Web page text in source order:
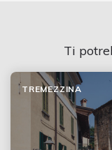
Ti
TREMEZZINA